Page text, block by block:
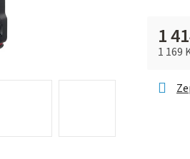
1
1 169